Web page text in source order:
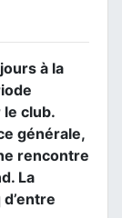
à la
club.
générale,
rencontre
La